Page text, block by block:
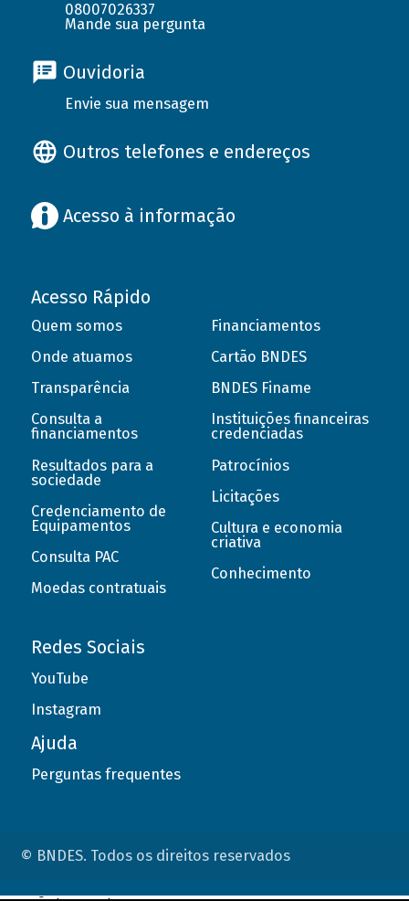
08007026337
Mande sua pergunta
Ouvidoria
Envie sua mensagem
Outros telefones e endereços
Acesso à informação
Acesso Rápido
Quem somos
Onde atuamos
Transparência
Consulta a
financiamentos
Resultados para a
sociedade
Credenciamento de
Equipamentos
Consulta PAC
Moedas contratuais
Financiamentos
Cartão BNDES
BNDES Finame
Instituições financeiras
credenciadas
Patrocínios
Licitações
Cultura e economia
criativa
Conhecimento
Redes Sociais
YouTube
Instagram
Ajuda
Perguntas frequentes
© BNDES. Todos os direitos reservados